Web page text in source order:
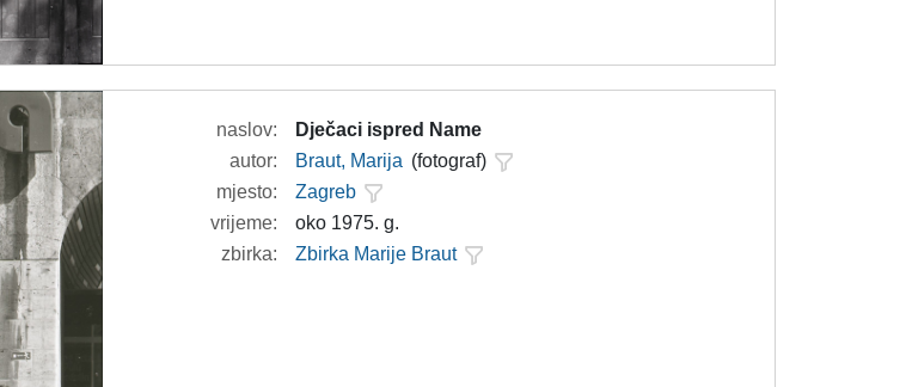
naslov:
Dječaci ispred Name
autor:
Braut, Marija (fotograf)
mjesto:
Zagreb
vrijeme:
oko 1975. g.
zbirka:
Zbirka Marije Braut